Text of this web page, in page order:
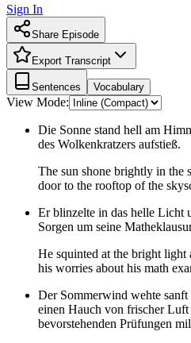
Sign In
Share Episode
Export Transcript
Sentences Vocabulary
View Mode:
Die Sonne stand hell am
des Wolkenkratzers aufstieß.
The sun shone brightly in the
door to the rooftop of the
Er blinzelte in das helle Licht
Sorgen um seine
He squinted at the bright light
his worries about his math
Der Sommerwind wehte
einen Hauch von frischer
bevorstehenden Prüfungen